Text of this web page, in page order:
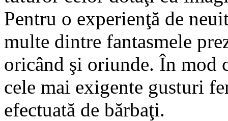
Pentru o experienţă de
multe dintre fantasmele
oricând şi oriunde. În mod
cele mai exigente gusturi
efectuată de bărbaţi.